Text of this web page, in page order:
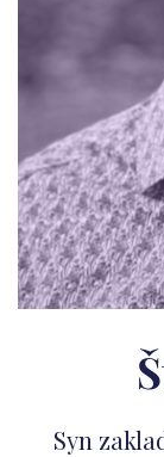
Syn